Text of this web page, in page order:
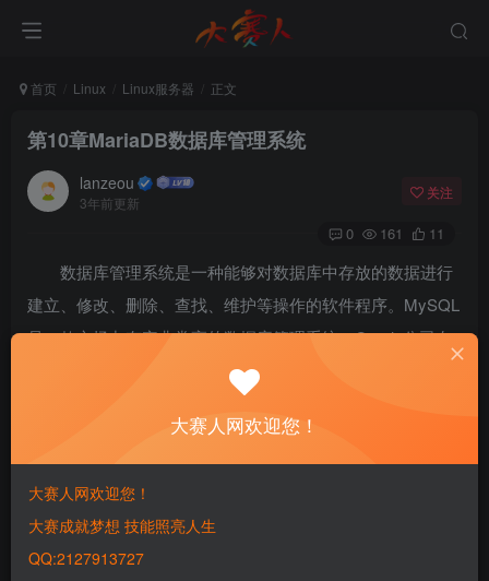
首页 Linux Linux服务器 正文
第10章MariaDB数据库管理系统
lanzeou
3年前更新
关注
0 161 11
数据库管理系统是一种能够对数据库中存放的数据进行
建立、修改、删除、查找、维护等操作的软件程序。MySQL
是一款市场占有率非常高的数据库管理系统，Oracle公司在
2009年收购了MySQL的母公司Sun，MySQL项目的创始人
重新研发了一款名为MariaDB的全新数据库管理系统。红帽
Linux决定在RHEL 8、CentOS 8以及最新的Fedora系统中，
将MariaDB作为默认的数据库管理系统，而且红帽公司更是
将数据库知识加入到了RHCE认证的考试内容中。
©版权声明
大赛人网欢迎您！
大赛人网欢迎您！
大赛成就梦想 技能照亮人生
QQ:2127913727